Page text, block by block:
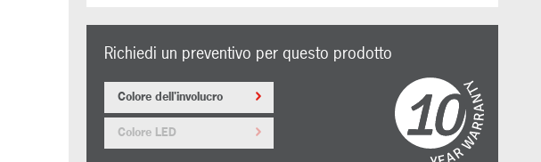
Richiedi un preventivo per questo prodotto
Colore dell'involucro
Colore LED